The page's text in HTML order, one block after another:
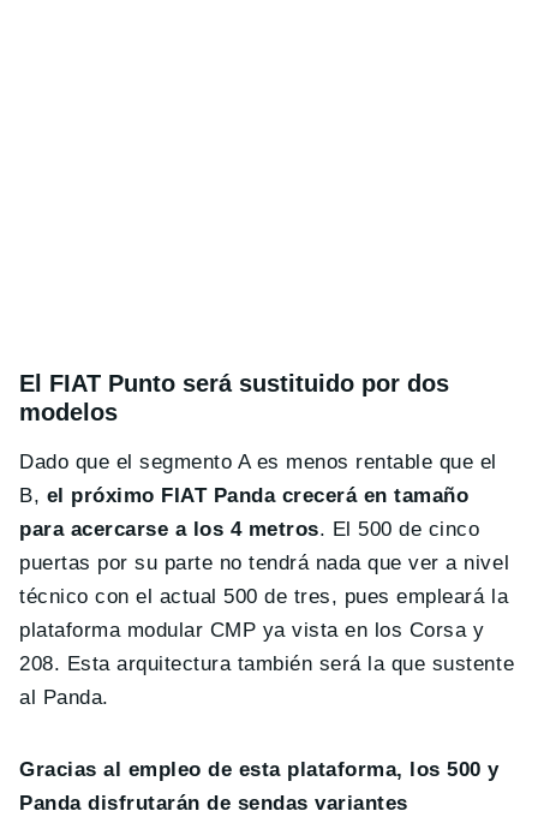
El FIAT Punto será sustituido por dos
modelos
Dado que el segmento A es menos rentable que el
B, el próximo FIAT Panda crecerá en tamaño
para acercarse a los 4 metros. El 500 de cinco
puertas por su parte no tendrá nada que ver a nivel
técnico con el actual 500 de tres, pues empleará la
plataforma modular CMP ya vista en los Corsa y
208. Esta arquitectura también será la que sustente
al Panda.
Gracias al empleo de esta plataforma, los 500 y
Panda disfrutarán de sendas variantes